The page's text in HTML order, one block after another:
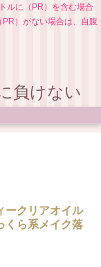
ルに（PR）を含む場合
）がない場合は、自腹
負けない
ークリアオイル
くら系メイク落